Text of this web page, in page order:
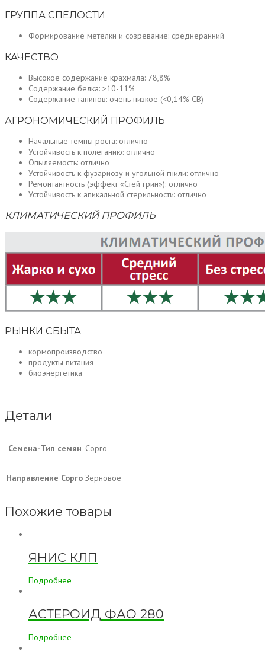
ГРУППА СПЕЛОСТИ
Формирование метелки и созревание: среднеранний
КАЧЕСТВО
Высокое содержание крахмала: 78,8%
Содержание белка: >10-11%
Содержание танинов: очень низкое (<0,14% СВ)
АГРОНОМИЧЕСКИЙ ПРОФИЛЬ
Начальные темпы роста: отлично
Устойчивость к полеганию: отлично
Опыляемость: отлично
Устойчивость к фузариозу и угольной гнили: отлично
Ремонтантность (эффект «Стей грин»): отлично
Устойчивость к апикальной стерильности: отлично
КЛИМАТИЧЕСКИЙ ПРОФИЛЬ
РЫНКИ СБЫТА
кормопроизводство
продукты питания
биоэнергетика
Детали
Семена-Тип семян Сорго
Направление Сорго Зерновое
Похожие товары
ЯНИС КЛП
Подробнее
АСТЕРОИД ФАО 280
Подробнее